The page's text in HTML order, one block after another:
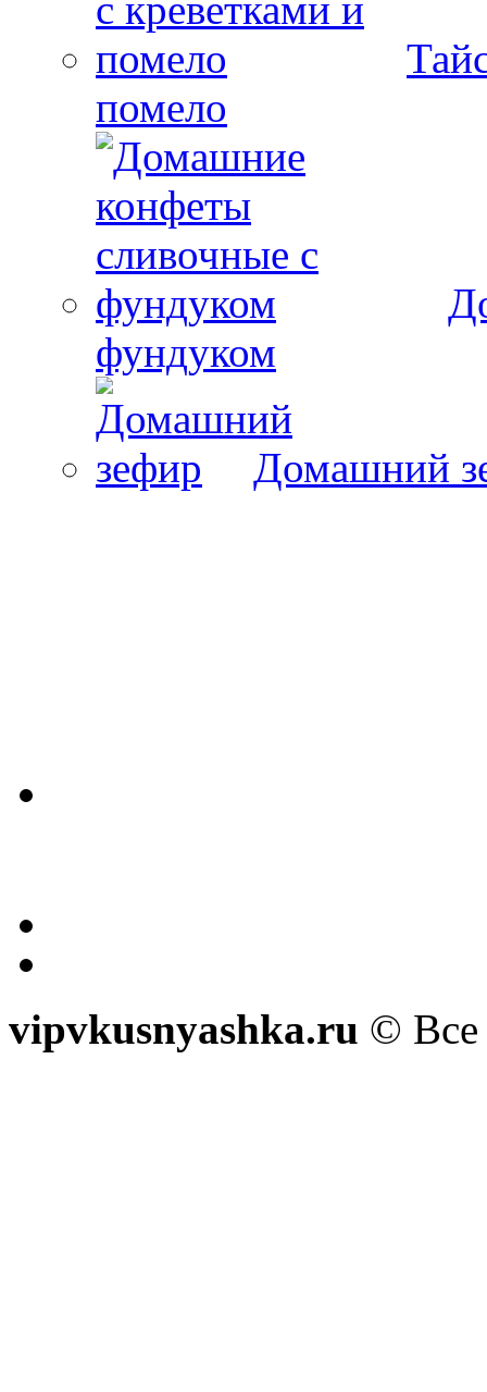
помело
фундуком
Домашний
vipvkusnyashka.ru © Все